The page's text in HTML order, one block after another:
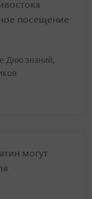
посещение
Дню знаний,
могут